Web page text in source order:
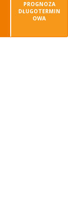
PROGNOZA
DŁUGOTERMIN
OWA